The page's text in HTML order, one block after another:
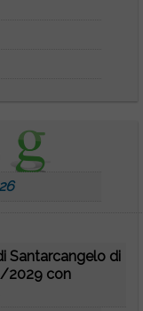
Santarcangelo di
2029 con